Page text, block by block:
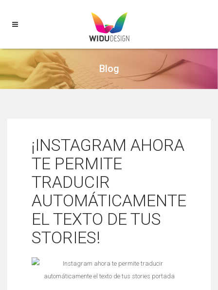
Blog
¡INSTAGRAM AHORA
TE PERMITE
TRADUCIR
AUTOMÁTICAMENTE
EL TEXTO DE TUS
STORIES!